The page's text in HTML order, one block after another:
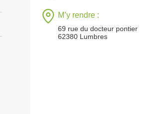
M’y rendre :
69 rue du docteur pontier
62380 Lumbres